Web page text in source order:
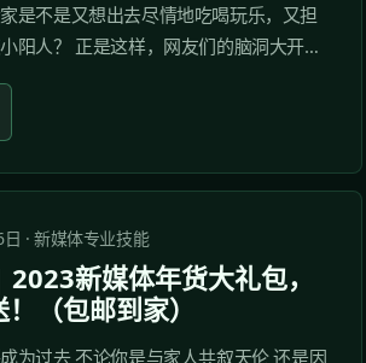
是不是又想出去尽情地吃喝玩乐，又担
阳人？ 正是这样，网友们的脑洞大开！
发现原来是谐音梗——转发这个阳敌，可
在办公室有没有看到同事工位上的“阳
是被称为“办公室守护神”！...
·新媒体专业技能
新媒体年货大礼包，
（包邮到家）
为过去 不论你是与家人共叙天伦 还是因